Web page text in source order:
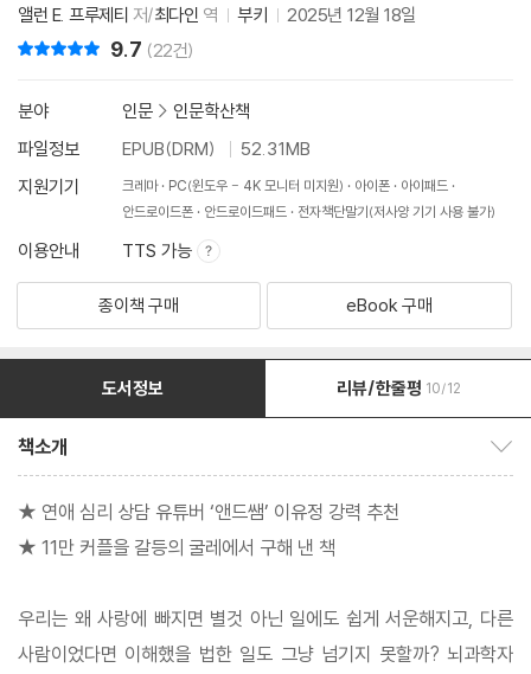
앨런 E. 프루제티 저/최다인 역 부키 2025년 12월 18일
9.7 (22건)
분야 인문 > 인문학산책
파일정보
EPUB(DRM)
52.31MB
지원기기
크레마 PC(윈도우 - 4K 모니터 미지원) 아이폰
아이패드
안드로이드폰
안드로이드패드 전자책단말기(저사양 기기 사용 불가)
이용안내 TTS 가능
종이책 구매 eBook 구매
도서정보 리뷰/한줄평 10/12
책소개
★ 연애 심리 상담 유튜버 ‘앤드쌤’ 이유정 강력 추천
★ 11만 커플을 갈등의 굴레에서 구해 낸 책
우리는 왜 사랑에 빠지면 별것 아닌 일에도 쉽게 서운해지고, 다른
사람이었다면 이해했을 법한 일도 그냥 넘기지 못할까? 뇌과학자